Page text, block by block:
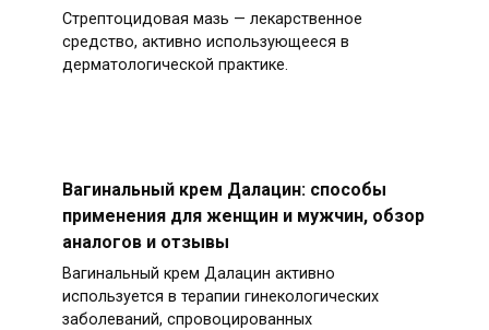
Стрептоцидовая мазь — лекарственное
средство, активно использующееся в
дерматологической практике.
Вагинальный крем Далацин: способы
применения для женщин и мужчин, обзор
аналогов и отзывы
Вагинальный крем Далацин активно
используется в терапии гинекологических
заболеваний, спровоцированных